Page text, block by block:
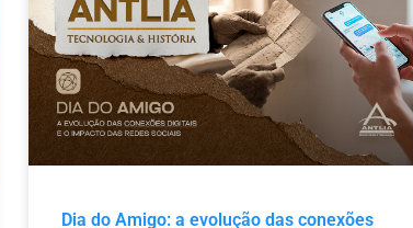
Dia do Amigo: a evolução das conexões